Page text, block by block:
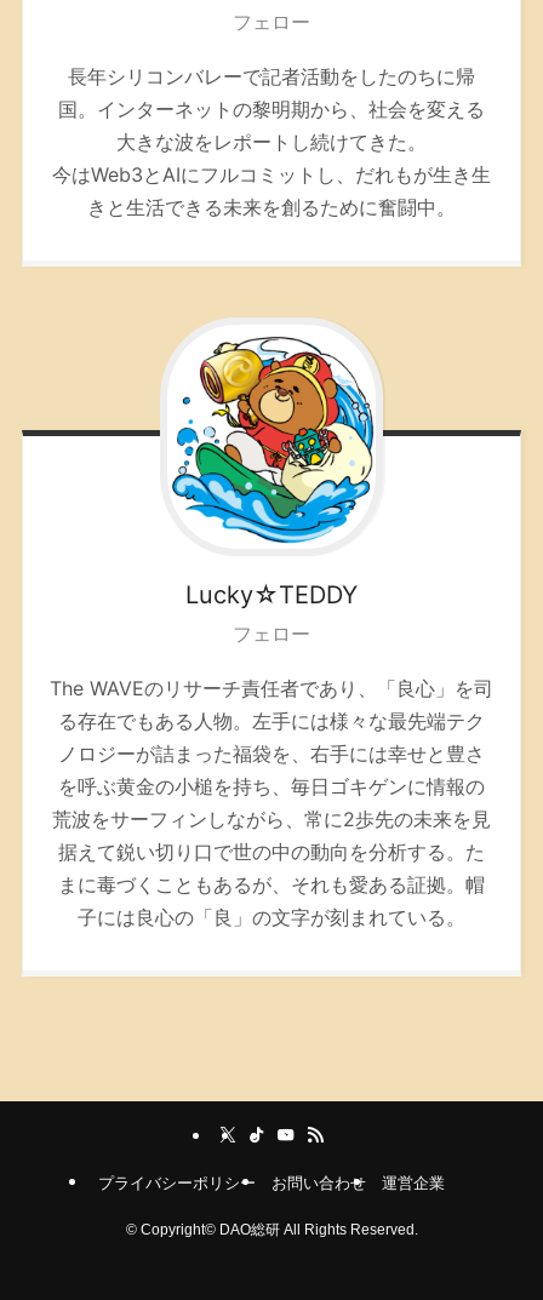
フェロー
長年シリコンバレーで記者活動をしたのちに帰
国。インターネットの黎明期から、社会を変える
大きな波をレポートし続けてきた。
今はWeb3とAIにフルコミットし、だれもが生き生
きと生活できる未来を創るために奮闘中。
Lucky☆TEDDY
フェロー
The WAVEのリサーチ責任者であり、「良心」を司
る存在でもある人物。左手には様々な最先端テク
ノロジーが詰まった福袋を、右手には幸せと豊さ
を呼ぶ黄金の小槌を持ち、毎日ゴキゲンに情報の
荒波をサーフィンしながら、常に2歩先の未来を見
据えて鋭い切り口で世の中の動向を分析する。た
まに毒づくこともあるが、それも愛ある証拠。帽
子には良心の「良」の文字が刻まれている。
プライバシーポリシー お問い合わせ 運営企業
©Copyright© DAO総研 All Rights Reserved.